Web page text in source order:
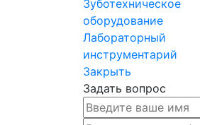
Зуботехническое
оборудование
Лабораторный
инструментарий
Закрыть
Задать вопрос